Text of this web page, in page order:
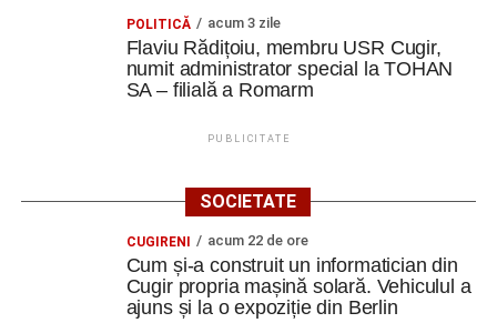
POLITICĂ acum 3 zile
Flaviu Rădițoiu, membru USR Cugir,
numit administrator special la TOHAN
SA – filială a Romarm
PUBLICITATE
SOCIETATE
CUGIRENI acum 22 de ore
Cum și-a construit un informatician din
Cugir propria mașină solară. Vehiculul a
ajuns și la o expoziție din Berlin